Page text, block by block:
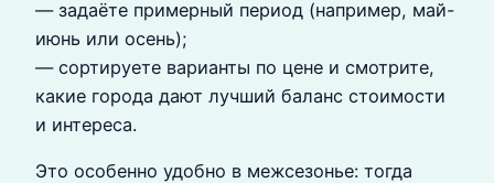
— задаёте примерный период (например, май-
июнь или осень);
— сортируете варианты по цене и смотрите,
какие города дают лучший баланс стоимости
и интереса.
Это особенно удобно в межсезонье: тогда